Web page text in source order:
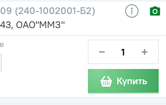
(240-1002001-Б2)
ОАО"ММЗ"
− +
Купить